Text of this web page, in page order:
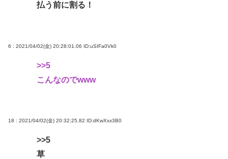
払う前に割る！
6 : 2021/04/02(金) 20:28:01.06 ID:uSIFa0Vk0
>>5
こんなのでwww
18 : 2021/04/02(金) 20:32:25.82 ID:dKwXxx3B0
>>5
草